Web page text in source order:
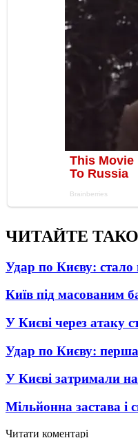
ЧИТАЙТЕ
Удар по Києву: стало
Київ під масованим
У Києві через атаку
Удар по Києву:
У Києві затримали
Мільйонна застава і
Читати коментарі